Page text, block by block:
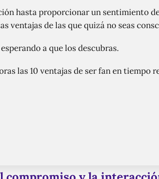
hasta proporcionar un sentimiento
ventajas de las que quizá no seas
a que los descubras.
las 10 ventajas de ser fan en tiempo